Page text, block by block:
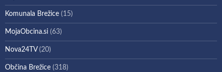
Komunala Brežice (15)
MojaObcina.si (63)
Nova24TV(20)
Občina Brežice (318)